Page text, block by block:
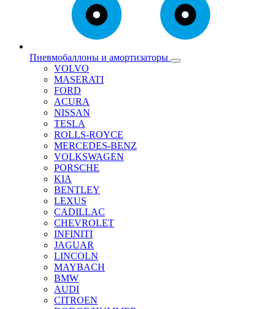
Пневмобаллоны и амортизаторы
VOLVO
MASERATI
FORD
ACURA
NISSAN
TESLA
ROLLS-ROYCE
MERCEDES-BENZ
VOLKSWAGEN
PORSCHE
KIA
BENTLEY
LEXUS
CADILLAC
CHEVROLET
INFINITI
JAGUAR
LINCOLN
MAYBACH
BMW
AUDI
CITROEN